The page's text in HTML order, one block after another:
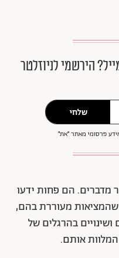
הירשמי לניוזלטר
שלחי
פרסומי מאתר ״את״
מדברים. הם פחות ידעו
מעוררת בהם,
ושינויים בהרגלים של
אותם.